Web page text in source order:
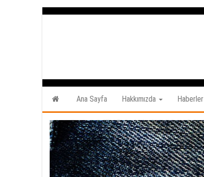
İçeriğe
Ana Sayfa Hakkımızda Haberler